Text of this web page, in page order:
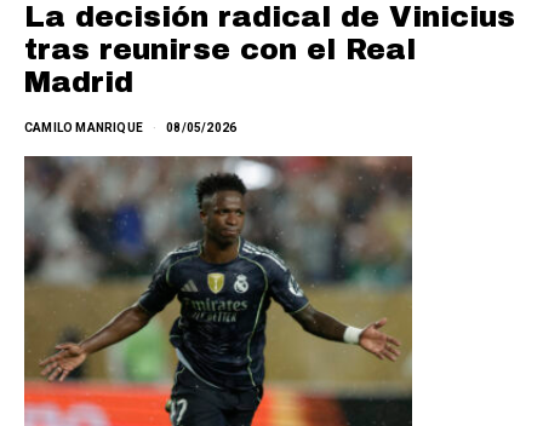
La decisión radical de Vinicius
tras reunirse con el Real
Madrid
CAMILO MANRIQUE 08/05/2026